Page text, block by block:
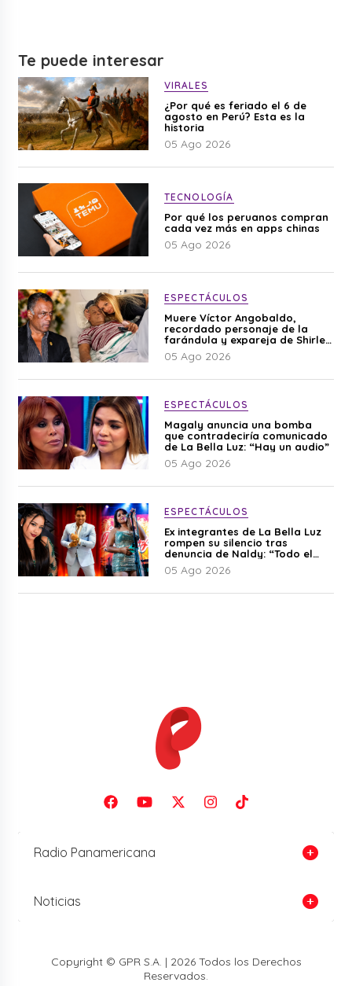
Te puede interesar
VIRALES
¿Por qué es feriado el 6 de
agosto en Perú? Esta es la
historia
05 Ago 2026
TECNOLOGÍA
Por qué los peruanos compran
cada vez más en apps chinas
05 Ago 2026
ESPECTÁCULOS
Muere Víctor Angobaldo,
recordado personaje de la
farándula y expareja de Shirley
Cherres
05 Ago 2026
ESPECTÁCULOS
Magaly anuncia una bomba
que contradeciría comunicado
de La Bella Luz: “Hay un audio”
05 Ago 2026
ESPECTÁCULOS
Ex integrantes de La Bella Luz
rompen su silencio tras
denuncia de Naldy: “Todo el
mundo lo sabía”
05 Ago 2026
Radio Panamericana
Noticias
Copyright © GPR S.A. | 2026 Todos los Derechos
Reservados.